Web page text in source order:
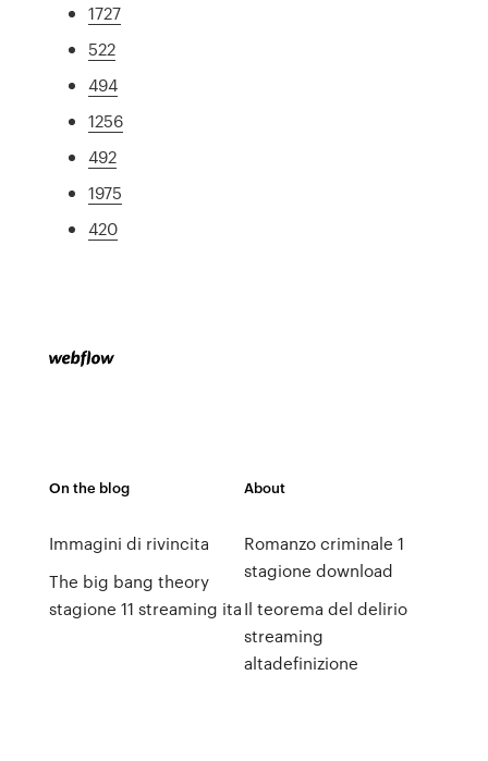
1727
522
494
1256
492
1975
420
On the blog
Immagini di rivincita
The big bang theory
stagione 11 streaming ita
About
Romanzo criminale 1
stagione download
Il teorema del delirio
streaming
altadefinizione